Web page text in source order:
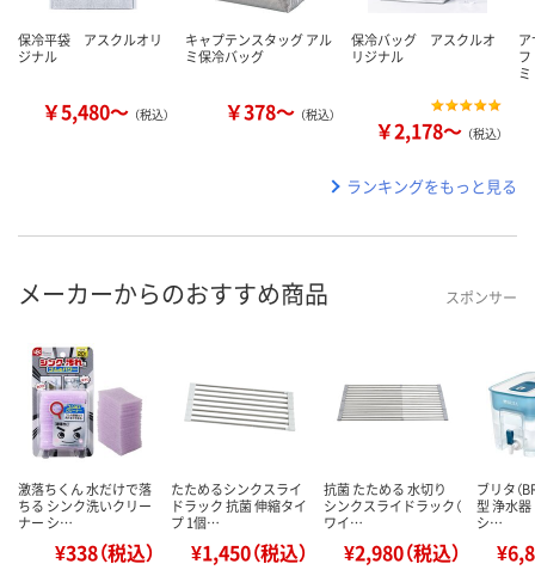
保冷平袋 アスクルオリ
ジナル
￥5,480～ （税込）
キャプテンスタッグ アル
ミ保冷バッグ
￥378～ （税込）
保冷バッグ アスクルオ
リジナル
￥2,178～ （税込）
ミ
ランキングをもっと見る
メーカーからのおすすめ商品 スポンサー
激落ちくん 水だけで落
ちる シンク洗いクリー
ナー シ…
¥338（税込）
たためるシンクスライ
ドラック 抗菌 伸縮タイ
プ 1個…
¥1,450（税込）
抗菌 たためる 水切り
シンクスライドラック（
ワイ…
¥2,980（税込）
ブリタ（
型 浄水
シ…